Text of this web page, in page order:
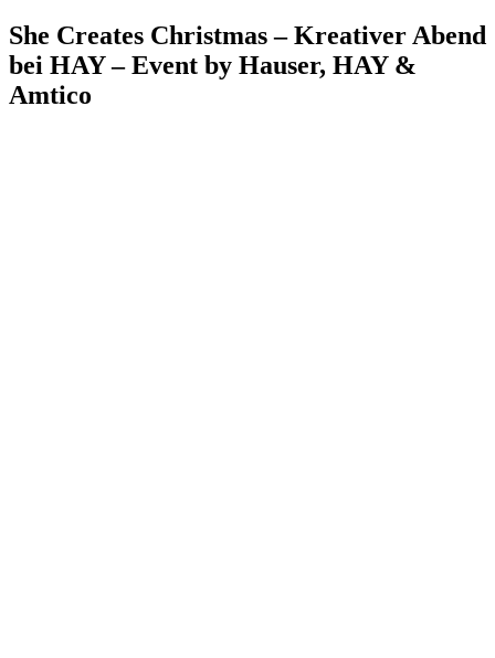
She Creates Christmas – Kreativer Abend
bei HAY – Event by Hauser, HAY &
Amtico